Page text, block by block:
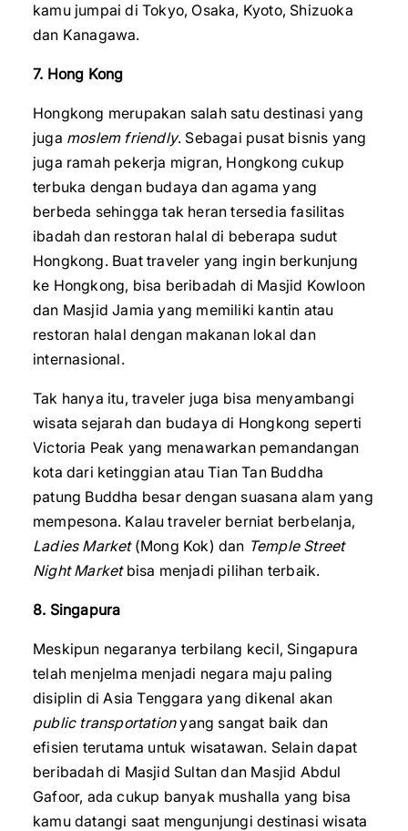
kamu jumpai di Tokyo, Osaka, Kyoto, Shizuoka
dan Kanagawa.
7. Hong Kong
Hongkong merupakan salah satu destinasi yang
juga moslem friendly. Sebagai pusat bisnis yang
juga ramah pekerja migran, Hongkong cukup
terbuka dengan budaya dan agama yang
berbeda sehingga tak heran tersedia fasilitas
ibadah dan restoran halal di beberapa sudut
Hongkong. Buat traveler yang ingin berkunjung
ke Hongkong, bisa beribadah di Masjid Kowloon
dan Masjid Jamia yang memiliki kantin atau
restoran halal dengan makanan lokal dan
internasional.
Tak hanya itu, traveler juga bisa menyambangi
wisata sejarah dan budaya di Hongkong seperti
Victoria Peak yang menawarkan pemandangan
kota dari ketinggian atau Tian Tan Buddha
patung Buddha besar dengan suasana alam yang
mempesona. Kalau traveler berniat berbelanja,
Ladies Market(Mong Kok) dan Temple Street
Night Marketbisa menjadi pilihan terbaik.
8. Singapura
Meskipun negaranya terbilang kecil, Singapura
telah menjelma menjadi negara maju paling
disiplin di Asia Tenggara yang dikenal akan
public transportationyang sangat baik dan
efisien terutama untuk wisatawan. Selain dapat
beribadah di Masjid Sultan dan Masjid Abdul
Gafoor, ada cukup banyak mushalla yang bisa
kamu datangi saat mengunjungi destinasi wisata